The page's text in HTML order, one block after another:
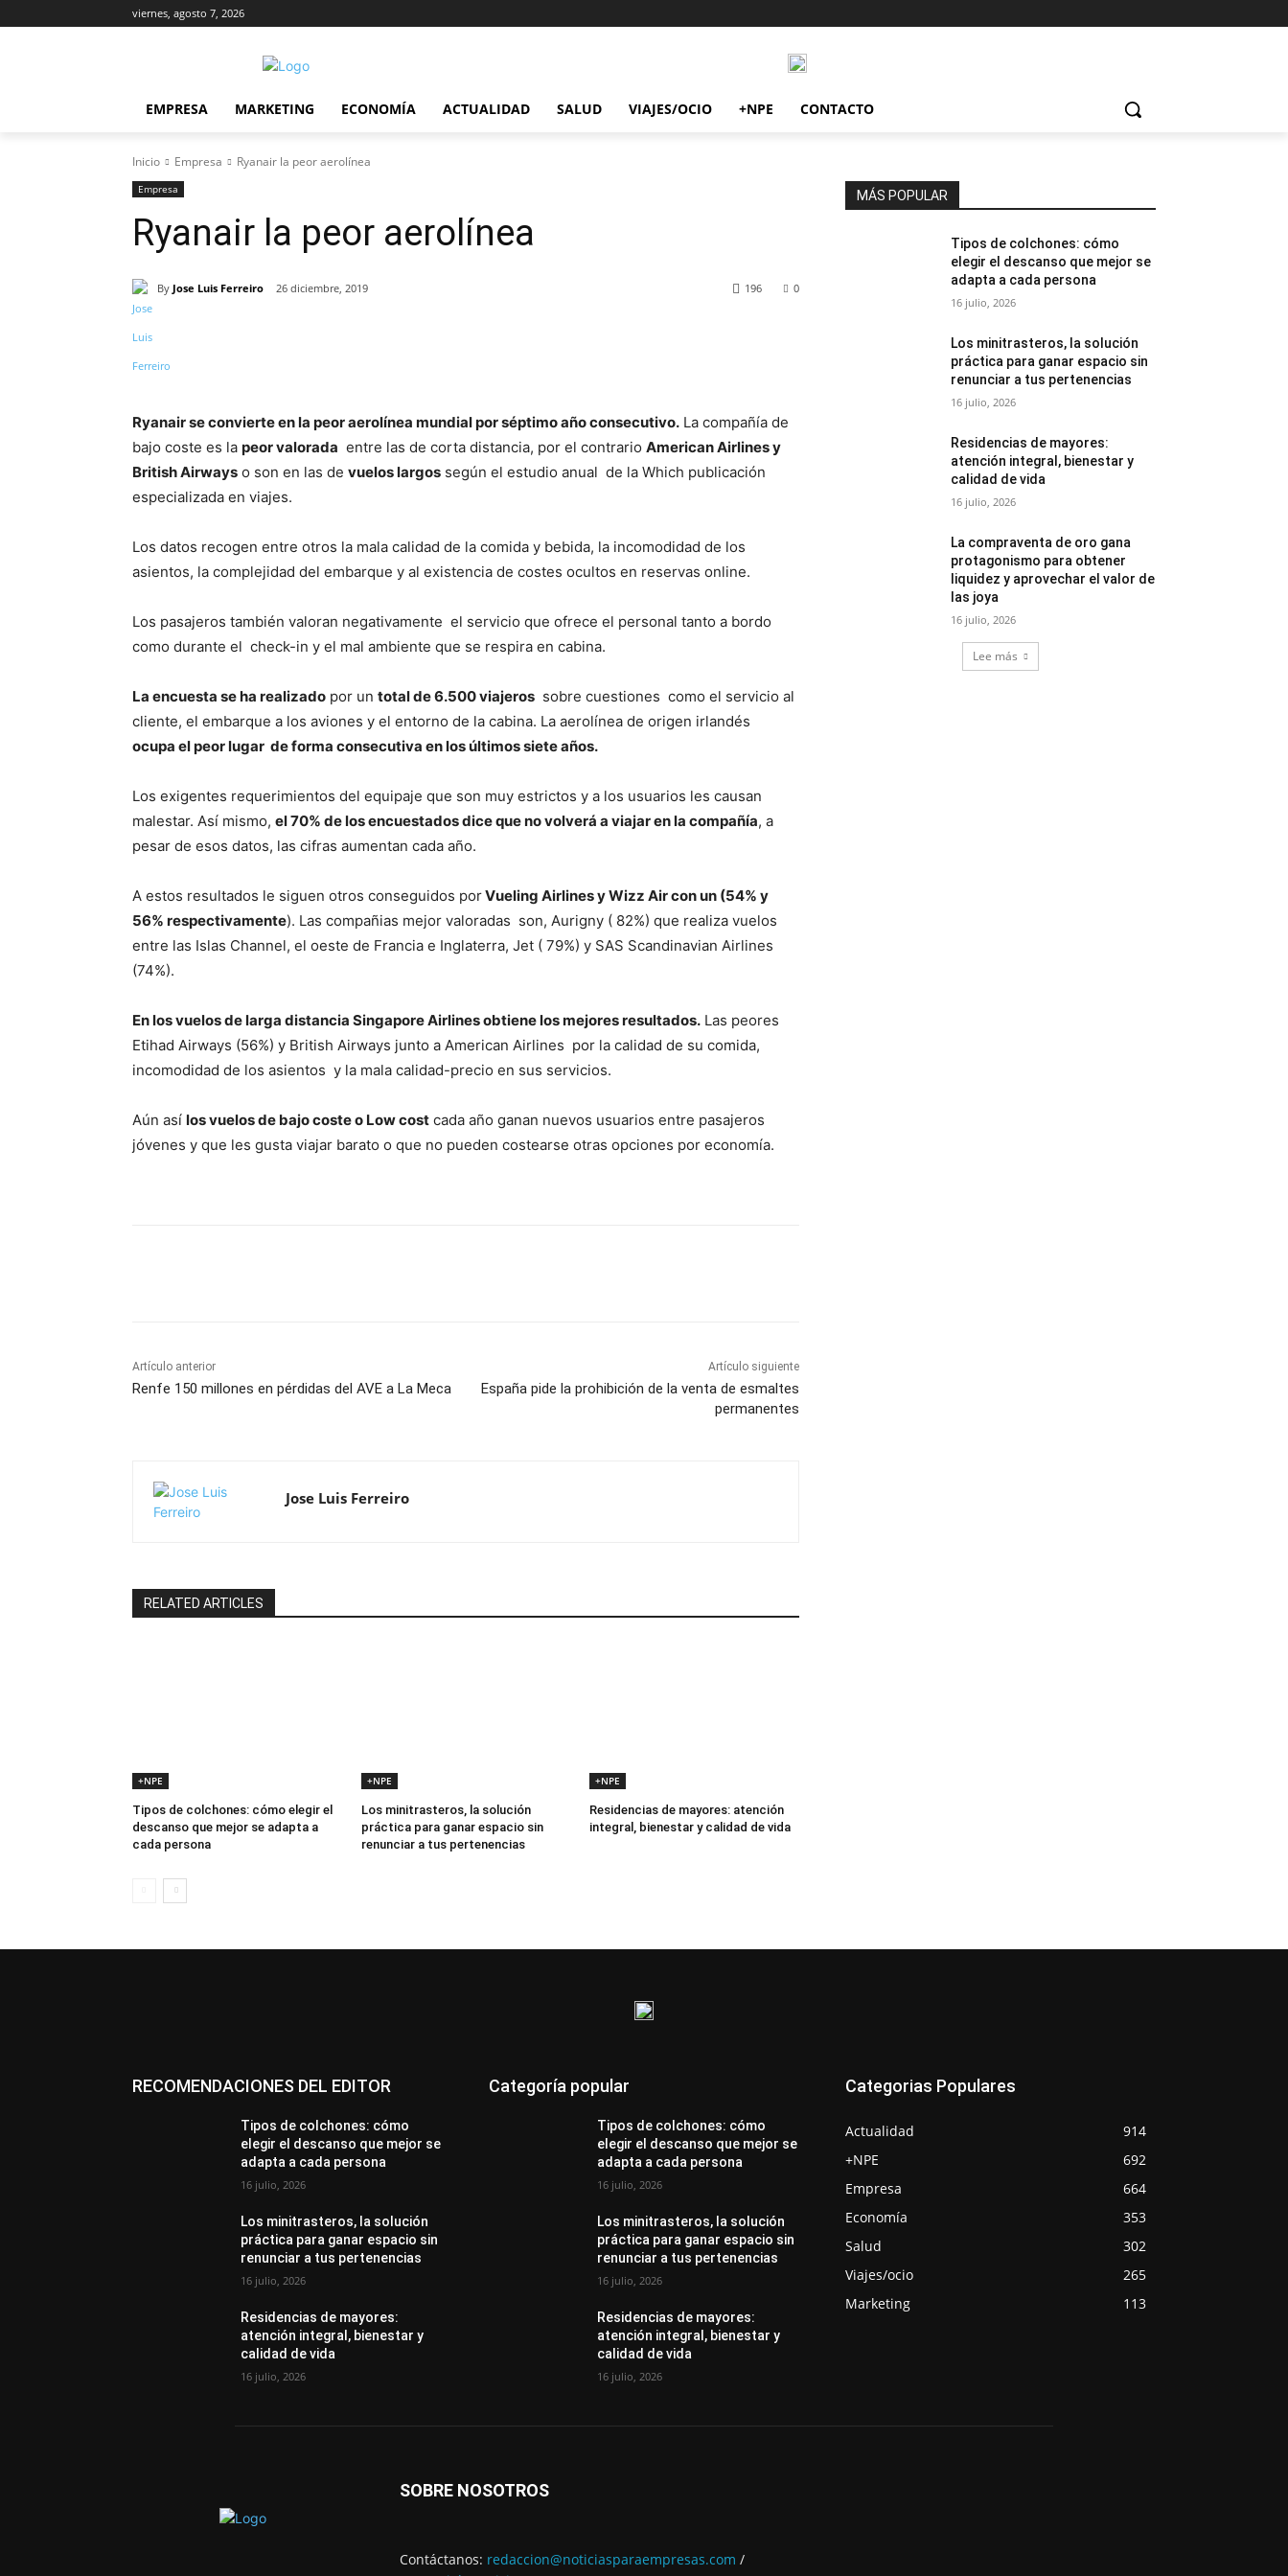
viernes, agosto 7, 2026
EMPRESA MARKETING ECONOMÍA ACTUALIDAD SALUD VIAJES/OCIO +NPE CONTACTO
Inicio Empresa Ryanair la peor aerolínea
Empresa
Ryanair la peor aerolínea
By Jose Luis Ferreiro 26 diciembre, 2019 0
196
Ryanair se convierte en la peor aerolínea mundial por séptimo año consecutivo. La compañía de
bajo coste es la peor valorada entre las de corta distancia, por el contrario American Airlines y
British Airways o son en las de vuelos largos según el estudio anual de la Which publicación
especializada en viajes.
Los datos recogen entre otros la mala calidad de la comida y bebida, la incomodidad de los
asientos, la complejidad del embarque y al existencia de costes ocultos en reservas online.
Los pasajeros también valoran negativamente el servicio que ofrece el personal tanto a bordo
como durante el check-in y el mal ambiente que se respira en cabina.
La encuesta se ha realizado por un total de 6.500 viajeros sobre cuestiones como el servicio al
cliente, el embarque a los aviones y el entorno de la cabina. La aerolínea de origen irlandés
ocupa el peor lugar de forma consecutiva en los últimos siete años.
Los exigentes requerimientos del equipaje que son muy estrictos y a los usuarios les causan
malestar. Así mismo, el 70% de los encuestados dice que no volverá a viajar en la compañía, a
pesar de esos datos, las cifras aumentan cada año.
A estos resultados le siguen otros conseguidos porVueling Airlines y Wizz Air con un (54% y
56% respectivamente). Las compañias mejor valoradas son, Aurigny ( 82%) que realiza vuelos
entre las Islas Channel, el oeste de Francia e Inglaterra, Jet ( 79%) y SAS Scandinavian Airlines
(74%).
En los vuelos de larga distancia Singapore Airlines obtiene los mejores resultados. Las peores
Etihad Airways (56%) y British Airways junto a American Airlines por la calidad de su comida,
incomodidad de los asientos y la mala calidad-precio en sus servicios.
Aún así los vuelos de bajo coste o Low cost cada año ganan nuevos usuarios entre pasajeros
jóvenes y que les gusta viajar barato o que no pueden costearse otras opciones por economía.
Artículo anterior
Renfe 150 millones en pérdidas del AVE a La Meca
Artículo siguiente
España pide la prohibición de la venta de esmaltes
permanentes
Jose Luis Ferreiro
RELATED ARTICLES
+NPE
Tipos de colchones: cómo elegir el
descanso que mejor se adapta a
cada persona
+NPE
Los minitrasteros, la solución
práctica para ganar espacio sin
renunciar a tus pertenencias
+NPE
Residencias de mayores: atención
integral, bienestar y calidad de vida
MÁS POPULAR
Tipos de colchones: cómo
elegir el descanso que mejor se
adapta a cada persona
16 julio, 2026
Los minitrasteros, la solución
práctica para ganar espacio sin
renunciar a tus pertenencias
16 julio, 2026
Residencias de mayores:
atención integral, bienestar y
calidad de vida
16 julio, 2026
La compraventa de oro gana
protagonismo para obtener
liquidez y aprovechar el valor de
las joya
16 julio, 2026
Lee más
RECOMENDACIONES DEL EDITOR
Tipos de colchones: cómo
elegir el descanso que mejor se
adapta a cada persona
16 julio, 2026
Los minitrasteros, la solución
práctica para ganar espacio sin
renunciar a tus pertenencias
16 julio, 2026
Residencias de mayores:
atención integral, bienestar y
calidad de vida
16 julio, 2026
Categoría popular
Tipos de colchones: cómo
elegir el descanso que mejor se
adapta a cada persona
16 julio, 2026
Los minitrasteros, la solución
práctica para ganar espacio sin
renunciar a tus pertenencias
16 julio, 2026
Residencias de mayores:
atención integral, bienestar y
calidad de vida
16 julio, 2026
Categorias Populares
Actualidad
914
+NPE
692
Empresa
664
Economía
353
Salud
302
Viajes/ocio
265
Marketing
113
SOBRE NOSOTROS
Contáctanos: redaccion@noticiasparaempresas.com /